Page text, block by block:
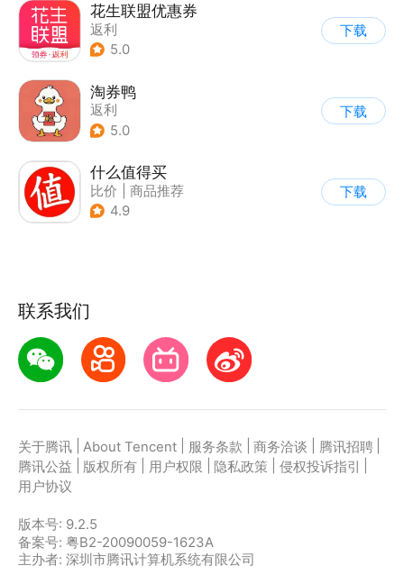
花生联盟优惠券
返利
5.0
下载
淘券鸭
返利
5.0
下载
什么值得买
比价
商品推荐
4.9
下载
联系我们
关于腾讯 About Tencent 服务条款 商务洽谈 腾讯招聘
腾讯公益
版权所有 用户权限 隐私政策 侵权投诉指引
用户协议
版本号: 9.2.5
备案号: 粤B2-20090059-1623A
主办者: 深圳市腾讯计算机系统有限公司